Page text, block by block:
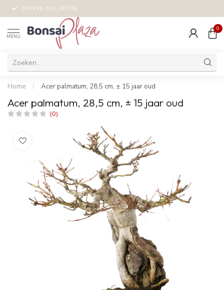
UNIEKE COLLECTIE
MENU
0
Home / Acer palmatum, 28,5 cm, ± 15 jaar oud
Acer palmatum, 28,5 cm, ± 15 jaar oud
(0)